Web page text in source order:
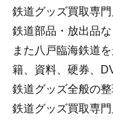
鉄道グッズ買取専
鉄道部品・放出品
また八戸臨海鉄道
籍、資料、硬券、
鉄道グッズ全般の
鉄道グッズ買取専